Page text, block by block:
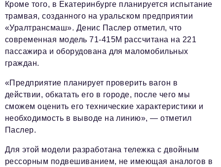
Кроме того, в Екатеринбурге планируется испытание
трамвая, созданного на уральском предприятии
«Уралтрансмаш». Денис Паслер отметил, что
современная модель 71-415М рассчитана на 221
пассажира и оборудована для маломобильных
граждан.
«Предприятие планирует проверить вагон в
действии, обкатать его в городе, после чего мы
сможем оценить его технические характеристики и
необходимость в выводе на линию», — отметил
Паслер.
Для этой модели разработана тележка с двойным
рессорным подвешиванием, не имеющая аналогов в